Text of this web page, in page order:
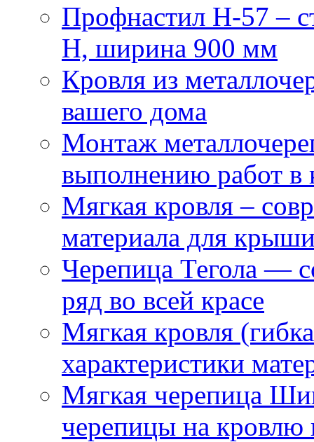
Профнастил Н-57 –
Н, ширина 900 мм
Кровля из
вашего дома
Монтаж
выполнению работ в
Мягкая кровля –
материала для
Черепица Тегола —
ряд во всей красе
Мягкая кровля
характеристики
Мягкая черепица
черепицы на кровлю